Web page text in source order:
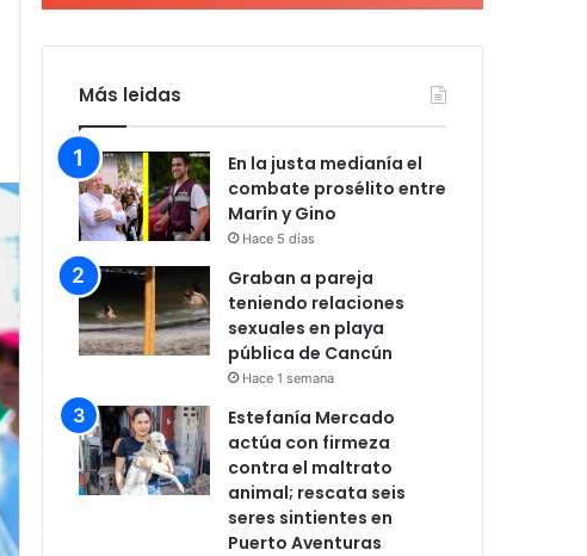
Más leidas
En la justa medianía el
combate prosélito entre
Marín y Gino
Hace 5 días
Graban a pareja
teniendo relaciones
sexuales en playa
pública de Cancún
Hace 1 semana
Estefanía Mercado
actúa con firmeza
contra el maltrato
animal; rescata seis
seres sintientes en
Puerto Aventuras